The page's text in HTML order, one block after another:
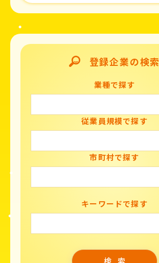
登録企業の検索
業種で探す
従業員規模で探す
市町村で探す
キーワードで探す